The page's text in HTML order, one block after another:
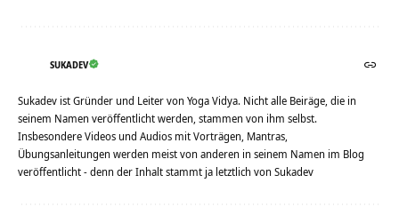
SUKADEV
Sukadev ist Gründer und Leiter von Yoga Vidya. Nicht alle Beiräge, die in
seinem Namen veröffentlicht werden, stammen von ihm selbst.
Insbesondere Videos und Audios mit Vorträgen, Mantras,
Übungsanleitungen werden meist von anderen in seinem Namen im Blog
veröffentlicht - denn der Inhalt stammt ja letztlich von Sukadev